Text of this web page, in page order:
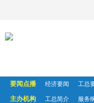
要闻点播 经济要闻 工总
主办机构 工总简介 服务